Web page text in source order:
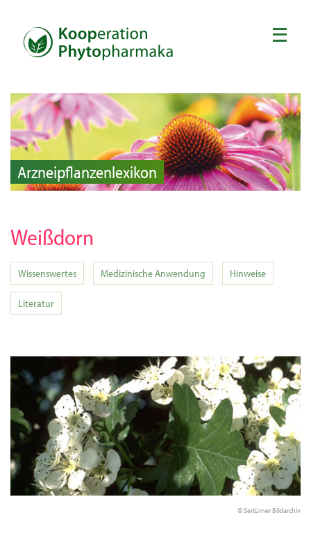
Arzneipflanzenlexikon
Weißdorn
Wissenswertes Medizinische Anwendung Hinweise
Literatur
© Sertürner Bildarchiv